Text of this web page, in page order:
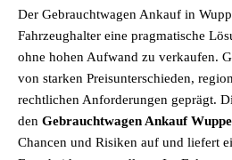
Der Gebrauchtwagen Ankauf in
Fahrzeughalter eine pragmatische
ohne hohen Aufwand zu verkaufen.
von starken Preisunterschieden,
rechtlichen Anforderungen geprägt.
den Gebrauchtwagen Ankauf
Chancen und Risiken auf und liefert